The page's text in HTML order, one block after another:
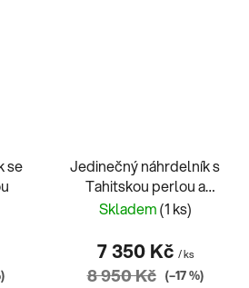
se
Jedinečný náhrdelník s
Tahitskou perlou a
Onyxem
Skladem(1 ks)
7 350 Kč / ks
8 950 Kč (–17 %)